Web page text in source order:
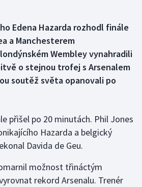
Edena Hazarda rozhodl finále
a Manchesterem
Wembley vynahradili
o stejnou trofej s Arsenalem
soutěž světa opanovali po
přišel po 20 minutách. Phil Jones
Hazarda a belgický
Davida de Geu.
možnost třináctým
rekord Arsenalu. Trenér